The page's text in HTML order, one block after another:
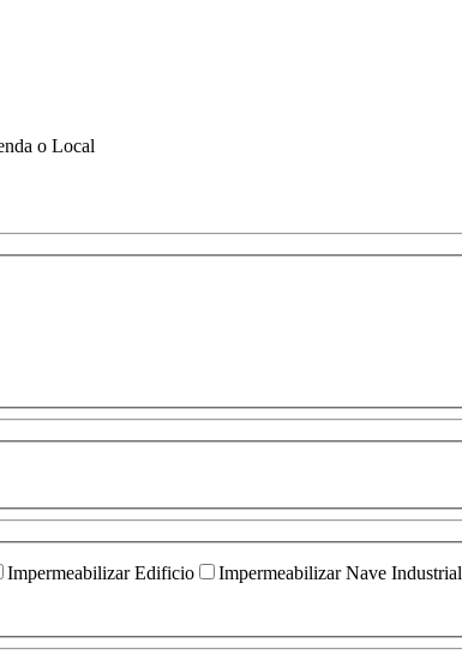
o Local
Impermeabilizar Edificio Impermeabilizar Nave Industrial